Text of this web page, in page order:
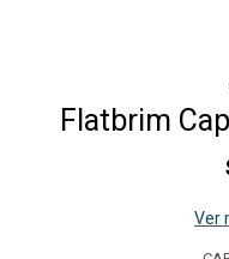
Flatbrim
Ver